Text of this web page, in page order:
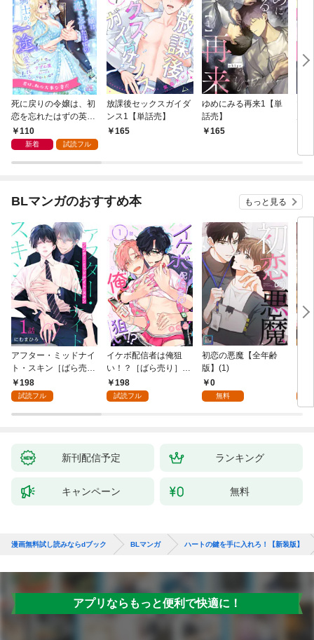
死に戻りの令嬢は、初
恋を忘れたはずの英雄
騎士から一途に愛され
る【１】
110
新着 試読フル
放課後セックスガイダ
ンス1【単話売】
165
ゆめにみる再来1【単
話売】
165
BLマンガのおすすめ本 もっと見る
アフター・ミッドナイ
ト・スキン［ばら売
り］ 第1話
198
試読フル
イケボ配信者は俺狙
い！？［ばら売り］
第1話
198
試読フル
初恋の悪魔【全年齢
版】(1)
0
無料
新刊配信予定 ランキング
キャンペーン 無料
漫画無料試し読みならdブック BLマンガ ハートの鍵を手に入れろ！【新装版】
アプリならもっと便利で快適に！